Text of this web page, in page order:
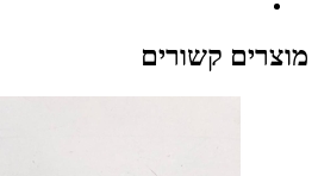
מוצרים קשורים